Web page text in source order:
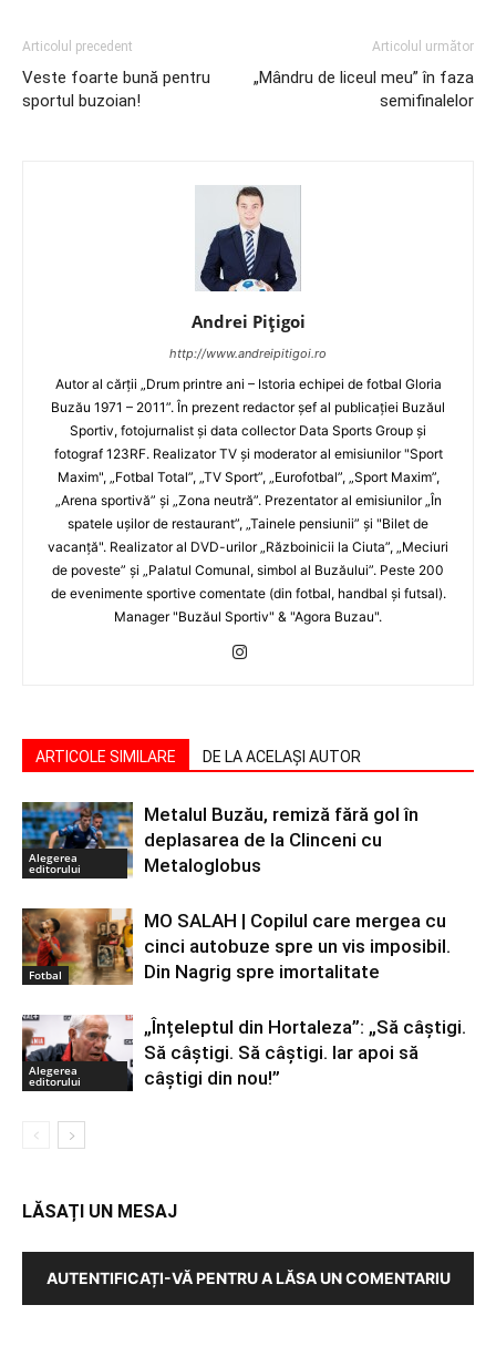
Articolul precedent
Veste foarte bună pentru
sportul buzoian!
Articolul următor
„Mândru de liceul meu” în faza
semifinalelor
Andrei Pițigoi
http://www.andreipitigoi.ro
Autor al cărţii „Drum printre ani – Istoria echipei de fotbal Gloria
Buzău 1971 – 2011”. În prezent redactor şef al publicaţiei Buzăul
Sportiv, fotojurnalist şi data collector Data Sports Group şi
fotograf 123RF. Realizator TV şi moderator al emisiunilor "Sport
Maxim", „Fotbal Total”, „TV Sport”, „Eurofotbal”, „Sport Maxim”,
„Arena sportivă” şi „Zona neutră”. Prezentator al emisiunilor „În
spatele uşilor de restaurant”, „Tainele pensiunii” şi "Bilet de
vacanţă". Realizator al DVD-urilor „Războinicii la Ciuta”, „Meciuri
de poveste” şi „Palatul Comunal, simbol al Buzăului”. Peste 200
de evenimente sportive comentate (din fotbal, handbal şi futsal).
Manager "Buzăul Sportiv" & "Agora Buzau".
ARTICOLE SIMILARE DE LA ACELAȘI AUTOR
Alegerea
editorului
Metalul Buzău, remiză fără gol în
deplasarea de la Clinceni cu
Metaloglobus
Fotbal
MO SALAH | Copilul care mergea cu
cinci autobuze spre un vis imposibil.
Din Nagrig spre imortalitate
Alegerea
editorului
„Înțeleptul din Hortaleza”: „Să câștigi.
Să câștigi. Să câștigi. Iar apoi să
câștigi din nou!”
LĂSAȚI UN MESAJ
AUTENTIFICAȚI-VĂ PENTRU A LĂSA UN COMENTARIU